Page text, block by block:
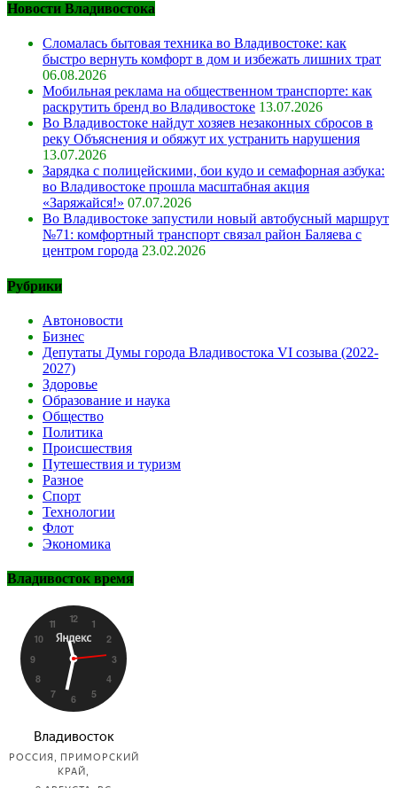
Новости Владивостока
Сломалась бытовая техника во Владивостоке: как
быстро вернуть комфорт в дом и избежать лишних трат
06.08.2026
Мобильная реклама на общественном транспорте: как
раскрутить бренд во Владивостоке 13.07.2026
Во Владивостоке найдут хозяев незаконных сбросов в
реку Объяснения и обяжут их устранить нарушения
13.07.2026
Зарядка с полицейскими, бои кудо и семафорная азбука:
во Владивостоке прошла масштабная акция
«Заряжайся!» 07.07.2026
Во Владивостоке запустили новый автобусный маршрут
№71: комфортный транспорт связал район Баляева с
центром города 23.02.2026
Рубрики
Автоновости
Бизнес
Депутаты Думы города Владивостока VI созыва (2022-
2027)
Здоровье
Образование и наука
Общество
Политика
Происшествия
Путешествия и туризм
Разное
Спорт
Технологии
Флот
Экономика
Владивосток время